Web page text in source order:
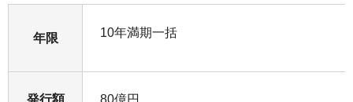
年限 10年満期一括
発行額 80億円